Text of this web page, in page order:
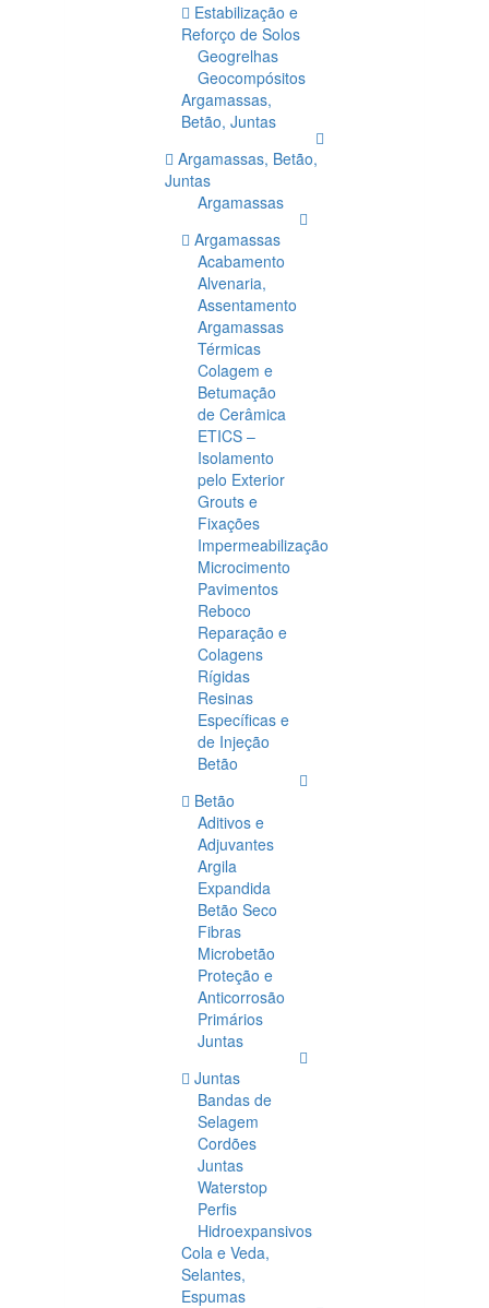
Estabilização e
Reforço de Solos
Geogrelhas
Geocompósitos
Argamassas,
Betão, Juntas
Argamassas, Betão,
Juntas
Argamassas
Argamassas
Acabamento
Alvenaria,
Assentamento
Argamassas
Térmicas
Colagem e
Betumação
de Cerâmica
ETICS –
Isolamento
pelo Exterior
Grouts e
Fixações
Impermeabilização
Microcimento
Pavimentos
Reboco
Reparação e
Colagens
Rígidas
Resinas
Específicas e
de Injeção
Betão
Betão
Aditivos e
Adjuvantes
Argila
Expandida
Betão Seco
Fibras
Microbetão
Proteção e
Anticorrosão
Primários
Juntas
Juntas
Bandas de
Selagem
Cordões
Juntas
Waterstop
Perfis
Hidroexpansivos
Cola e Veda,
Selantes,
Espumas